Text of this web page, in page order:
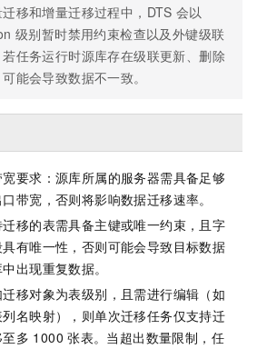
移和增量迁移过程中，DTS 会以
级别暂时禁用约束检查以及外键级联
任务运行时源库存在级联更新、删除
能会导致数据不一致。
要求：源库所属的服务器需具备足够
口带宽，否则将影响数据迁移速率。
迁移的表需具备主键或唯一约束，且字
具有唯一性，否则可能会导致目标数据
出现重复数据。
移对象为表级别，且需进行编辑（如
列名映射），则单次迁移任务仅支持迁
多 1000 张表。当超出数量限制，任